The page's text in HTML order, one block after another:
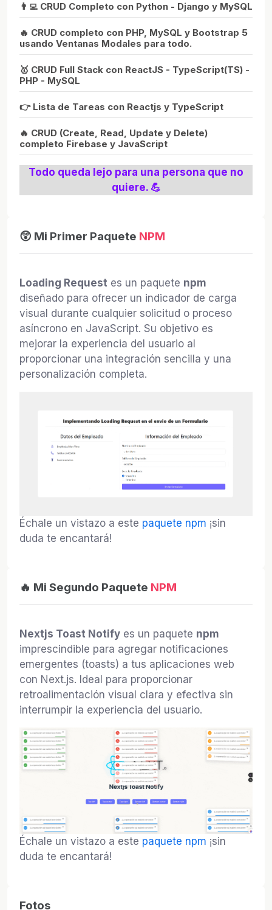
👨‍💻 CRUD Completo con Python - Django y MySQL
🔥 CRUD completo con PHP, MySQL y Bootstrap 5
usando Ventanas Modales para todo.
🥇 CRUD Full Stack con ReactJS - TypeScript(TS) -
PHP - MySQL
👉 Lista de Tareas con Reactjs y TypeScript
🔥 CRUD (Create, Read, Update y Delete)
completo Firebase y JavaScript
Todo queda lejo para una persona que no
quiere. 💪
😲 Mi Primer Paquete NPM
Loading Request es un paquete npm
diseñado para ofrecer un indicador de carga
visual durante cualquier solicitud o proceso
asíncrono en JavaScript. Su objetivo es
mejorar la experiencia del usuario al
proporcionar una integración sencilla y una
personalización completa.
Échale un vistazo a este paquete npm ¡sin
duda te encantará!
🔥 Mi Segundo Paquete NPM
Nextjs Toast Notify es un paquete npm
imprescindible para agregar notificaciones
emergentes (toasts) a tus aplicaciones web
con Next.js. Ideal para proporcionar
retroalimentación visual clara y efectiva sin
interrumpir la experiencia del usuario.
Échale un vistazo a este paquete npm ¡sin
duda te encantará!
Fotos